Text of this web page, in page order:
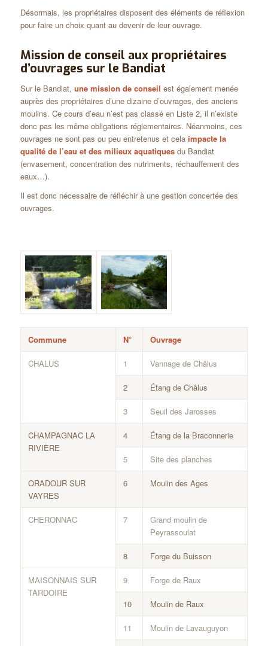
Désormais, les propriétaires disposent des éléments de réflexion
pour faire un choix quant au devenir de leur ouvrage.
Mission de conseil aux propriétaires
d’ouvrages sur le Bandiat
Sur le Bandiat, une mission de conseil est également menée
auprès des propriétaires d’une dizaine d’ouvrages, des anciens
moulins. Ce cours d’eau n’est pas classé en Liste 2, il n’existe
donc pas les même obligations réglementaires. Néanmoins, ces
ouvrages ne sont pas ou peu entretenus et cela impacte la
qualité de l’eau et des milieux aquatiquesdu Bandiat
(envasement, concentration des nutriments, réchauffement des
eaux…).
Il est donc nécessaire de réfléchir à une gestion concertée des
ouvrages.
Commune N° Ouvrage
CHALUS 1 Vannage de Châlus
2 Étang de Châlus
3 Seuil des Jarosses
CHAMPAGNAC LA
RIVIÈRE
4 Étang de la Braconnerie
5 Site des planches
ORADOUR SUR
VAYRES
6 Moulin des Ages
CHERONNAC 7
Grand moulin de
Peyrassoulat
8 Forge du Buisson
MAISONNAIS SUR
TARDOIRE
9 Forge de Raux
10 Moulin de Raux
11 Moulin de Lavauguyon